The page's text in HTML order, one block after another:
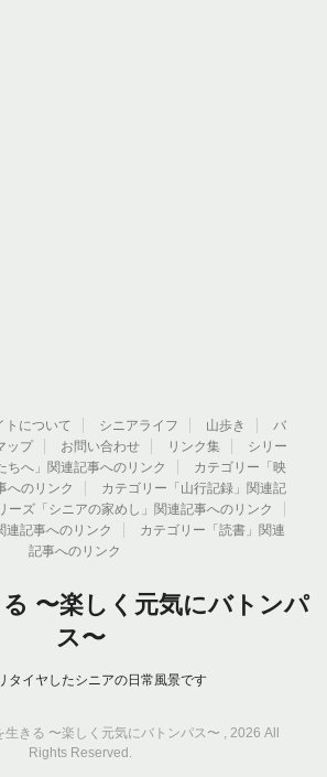
トについて シニアライフ 山歩き
バ
ップ お問い合わせ リンク集
シリー
ちへ」関連記事へのリンク
カテゴリー「映
へのリンク
カテゴリー「山行記録」関連記
ーズ「シニアの家めし」関連記事へのリンク
連記事へのリンク
カテゴリー「読書」関連
記事へのリンク
〜楽しく元気にバトンパ
ス〜
タイヤしたシニアの日常風景です
きる 〜楽しく元気にバトンパス〜 , 2026 All
Rights Reserved.